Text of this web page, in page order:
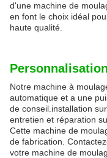
d'une machine de
en font le choix idéal
haute qualité.
Notre machine à
automatique et a une
de conseil.installation
entretien et réparation
Cette machine de
de fabrication.
votre machine de